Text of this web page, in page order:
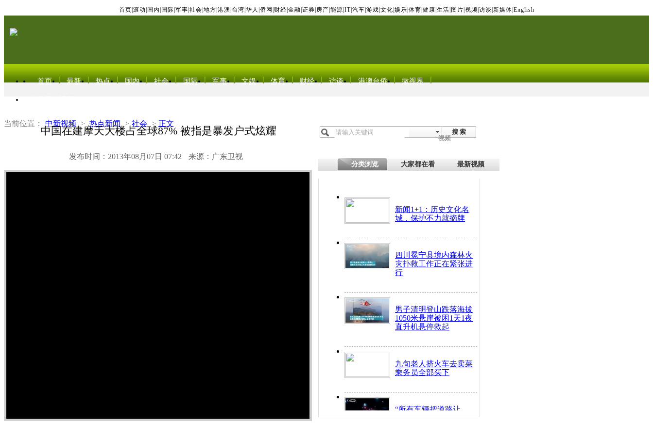
首页 滚动 国内 国际 军事 社会 地方 港澳 台湾 华人 侨网 财经 金融 证券 房产 能源 IT| 汽车 游戏 文化 娱乐 体育 健康 生活 图片 视频 访谈 新媒体 English
首页 最新 热点 国内 社会 国际 军事 文娱 体育 财经 访谈 港澳台侨 微视界
当前位置： 中新视频 > 热点新闻 > 社会 > 正文
中国在建摩天大楼占全球87% 被指是暴发户式炫耀
发布时间：2013年08月07日 07:42 来源：广东卫视
搜 索
视频
分类浏览 大家都在看 最新视频
新闻1+1：历史文化名
城，保护不力就摘牌
四川冕宁县境内森林火
灾扑救工作正在紧张进
行
男子清明登山跌落海拔
1050米悬崖被困1天1夜
直升机悬停救起
九旬老人挤火车去卖菜
乘务员全部买下
“所有车辆把道路让
开！”儿童突发疾病交